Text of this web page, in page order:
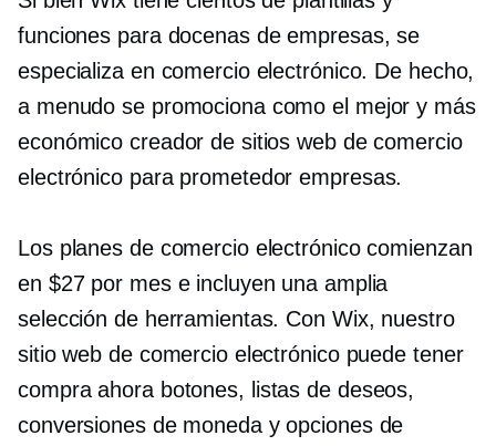
funciones para docenas de empresas, se
especializa en comercio electrónico. De hecho,
a menudo se promociona como el mejor y más
económico creador de sitios web de comercio
electrónico para prometedor empresas.
Los planes de comercio electrónico comienzan
en $27 por mes e incluyen una amplia
selección de herramientas. Con Wix, nuestro
sitio web de comercio electrónico puede tener
compra ahorabotones, listas de deseos,
conversiones de moneda y opciones de